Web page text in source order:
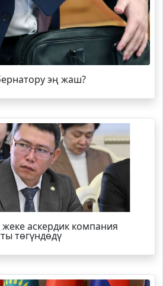
эң жаш?
жеке аскердик компания
төгүндөдү